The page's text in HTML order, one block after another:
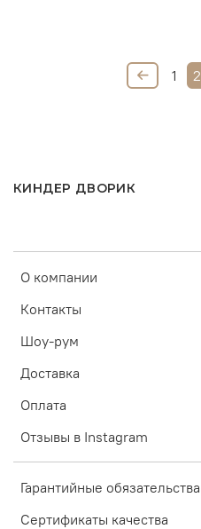
1 2
КИНДЕР ДВОРИК
О компании
Контакты
Шоу-рум
Доставка
Оплата
Отзывы в Instagram
Гарантийные обязательства
Сертификаты качества